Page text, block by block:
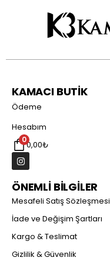
KAMACI BUTİK
Ödeme
Hesabım
00,00₺
ÖNEMLİ BİLGİLER
Mesafeli Satış Sözleşmesi
İade ve Değişim Şartları
Kargo & Teslimat
Gizlilik & Güvenlik